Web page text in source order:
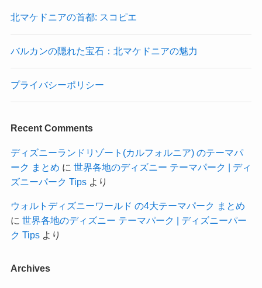
北マケドニアの首都: スコピエ
バルカンの隠れた宝石：北マケドニアの魅力
プライバシーポリシー
Recent Comments
ディズニーランドリゾート(カルフォルニア) のテーマパ
ーク まとめ に 世界各地のディズニー テーマパーク | ディ
ズニーパーク Tipsより
ウォルトディズニーワールド の4大テーマパーク まとめ
に 世界各地のディズニー テーマパーク | ディズニーパー
ク Tipsより
Archives